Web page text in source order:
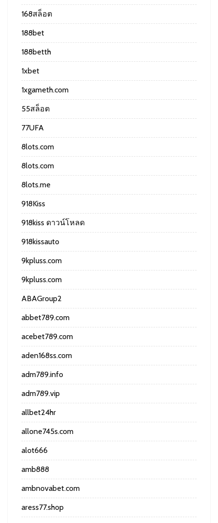
168สล็อต
188bet
188betth
1xbet
1xgameth.com
55สล็อต
77UFA
8lots.com
8lots.com
8lots.me
918Kiss
918kiss ดาวน์โหลด
918kissauto
9kpluss.com
9kpluss.com
ABAGroup2
abbet789.com
acebet789.com
aden168ss.com
adm789.info
adm789.vip
allbet24hr
allone745s.com
alot666
amb888
ambnovabet.com
aress77.shop